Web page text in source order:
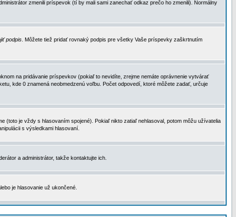
zmenili príspevok (tí by mali sami zanechať odkaz prečo ho zmenili). Normálny
podpis . Môžete tiež pridať rovnaký podpis pre všetky Vaše príspevky zaškrtnutím
na pridávanie príspevkov (pokiaľ to nevidíte, zrejme nemáte oprávnenie vytvárať
kde 0 znamená neobmedzenú voľbu. Počet odpovedí, ktoré môžete zadať, určuje
je vždy s hlasovaním spojené). Pokiaľ nikto zatiaľ nehlasoval, potom môžu užívatelia
s výsledkami hlasovaní.
a administrátor, takže kontaktujte ich.
je hlasovanie už ukončené.